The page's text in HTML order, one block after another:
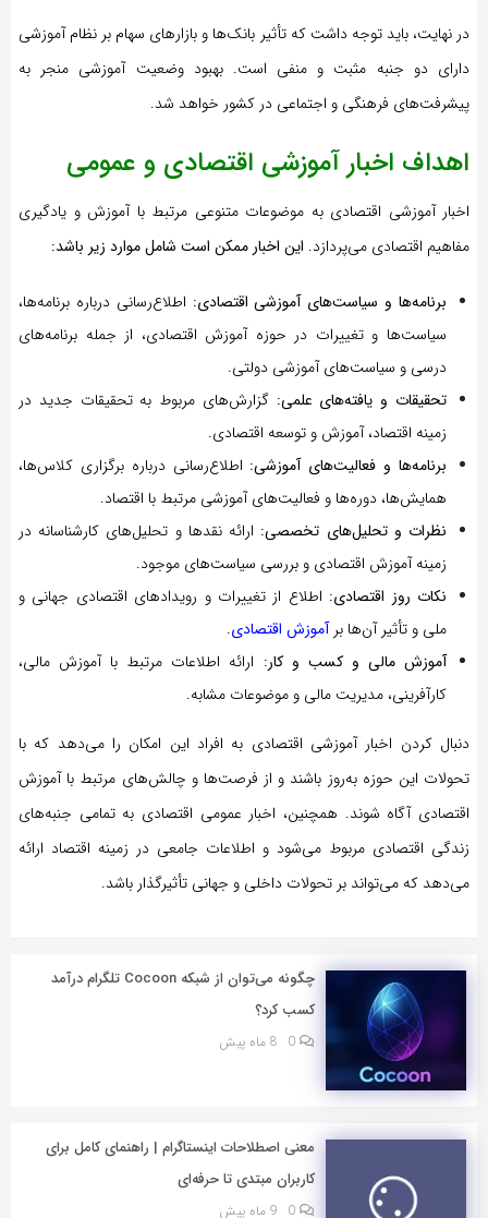
در نهایت، باید توجه داشت که تأثیر بانک‌ها و بازارهای سهام بر نظام آموزشی
دارای دو جنبه مثبت و منفی است. بهبود وضعیت آموزشی منجر به
پیشرفت‌های فرهنگی و اجتماعی در کشور خواهد شد.
اهداف اخبار آموزشی اقتصادی و عمومی
اخبار آموزشی اقتصادی به موضوعات متنوعی مرتبط با آموزش و یادگیری
مفاهیم اقتصادی می‌پردازد. این اخبار ممکن است شامل موارد زیر باشد:
برنامه‌ها و سیاست‌های آموزشی اقتصادی: اطلاع‌رسانی درباره برنامه‌ها،
سیاست‌ها و تغییرات در حوزه آموزش اقتصادی، از جمله برنامه‌های
درسی و سیاست‌های آموزشی دولتی.
تحقیقات و یافته‌های علمی: گزارش‌های مربوط به تحقیقات جدید در
زمینه اقتصاد، آموزش و توسعه اقتصادی.
برنامه‌ها و فعالیت‌های آموزشی: اطلاع‌رسانی درباره برگزاری کلاس‌ها،
همایش‌ها، دوره‌ها و فعالیت‌های آموزشی مرتبط با اقتصاد.
نظرات و تحلیل‌های تخصصی: ارائه نقدها و تحلیل‌های کارشناسانه در
زمینه آموزش اقتصادی و بررسی سیاست‌های موجود.
نکات روز اقتصادی: اطلاع از تغییرات و رویدادهای اقتصادی جهانی و
ملی و تأثیر آن‌ها بر آموزش اقتصادی.
آموزش مالی و کسب و کار: ارائه اطلاعات مرتبط با آموزش مالی،
کارآفرینی، مدیریت مالی و موضوعات مشابه.
دنبال کردن اخبار آموزشی اقتصادی به افراد این امکان را می‌دهد که با
تحولات این حوزه به‌روز باشند و از فرصت‌ها و چالش‌های مرتبط با آموزش
اقتصادی آگاه شوند. همچنین، اخبار عمومی اقتصادی به تمامی جنبه‌های
زندگی اقتصادی مربوط می‌شود و اطلاعات جامعی در زمینه اقتصاد ارائه
می‌دهد که می‌تواند بر تحولات داخلی و جهانی تأثیرگذار باشد.
چگونه می‌توان از شبکه Cocoon تلگرام درآمد
کسب کرد؟
0 8 ماه پیش
معنی اصطلاحات اینستاگرام | راهنمای کامل برای
کاربران مبتدی تا حرفه‌ای
0 9 ماه پیش